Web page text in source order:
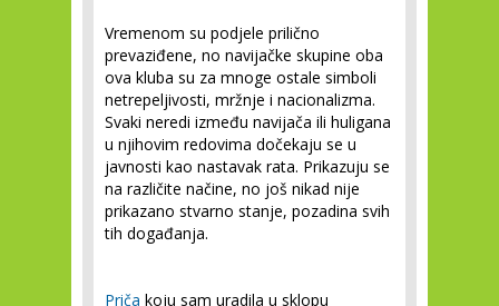
Vremenom su podjele prilično
prevaziđene, no navijačke skupine oba
ova kluba su za mnoge ostale simboli
netrepeljivosti, mržnje i nacionalizma.
Svaki neredi između navijača ili huligana
u njihovim redovima dočekaju se u
javnosti kao nastavak rata. Prikazuju se
na različite načine, no još nikad nije
prikazano stvarno stanje, pozadina svih
tih događanja.
Priča koju sam uradila u sklopu